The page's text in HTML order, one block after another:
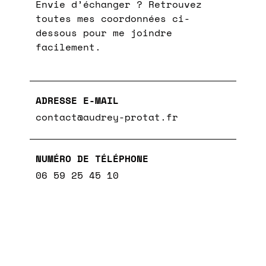
Envie d’échanger ? Retrouvez
toutes mes coordonnées ci-
dessous pour me joindre
facilement.
ADRESSE E-MAIL
contact@audrey-protat.fr
NUMÉRO DE TÉLÉPHONE
06 59 25 45 10